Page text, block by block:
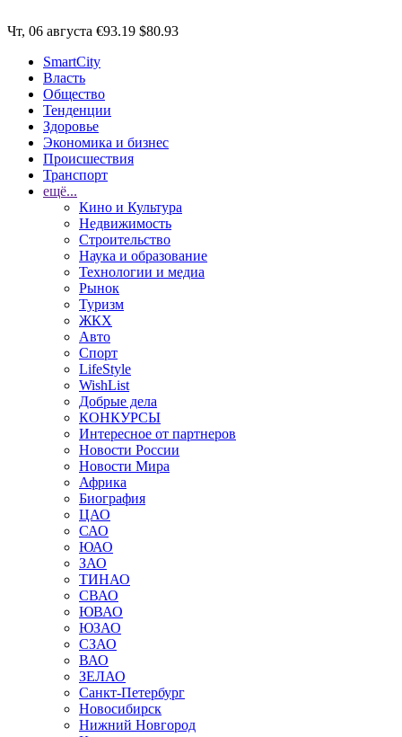
Чт, 06 августа €93.19 $80.93
SmartCity
Власть
Общество
Тенденции
Здоровье
Экономика и бизнес
Происшествия
Транспорт
ещё...
Кино и Культура
Недвижимость
Строительство
Наука и образование
Технологии и медиа
Рынок
Туризм
ЖКХ
Авто
Спорт
LifeStyle
WishList
Добрые дела
КОНКУРСЫ
Интересное от партнеров
Новости России
Новости Мира
Африка
Биография
ЦАО
САО
ЮАО
ЗАО
ТИНАО
СВАО
ЮВАО
ЮЗАО
СЗАО
ВАО
ЗЕЛАО
Санкт-Петербург
Новосибирск
Нижний Новгород